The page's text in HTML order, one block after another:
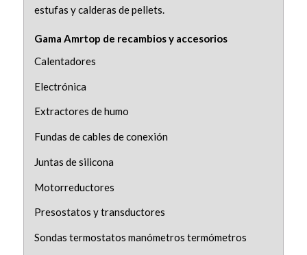
estufas y calderas de pellets.
Gama Amrtop de recambios y accesorios
Calentadores
Electrónica
Extractores de humo
Fundas de cables de conexión
Juntas de silicona
Motorreductores
Presostatos y transductores
Sondas termostatos manómetros termómetros